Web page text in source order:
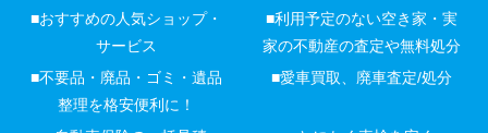
■おすすめの人気ショップ・
サービス
■利用予定のない空き家・実
家の不動産の査定や無料処分
■不要品・廃品・ゴミ・遺品
整理を格安便利に！
■愛車買取、廃車査定/処分